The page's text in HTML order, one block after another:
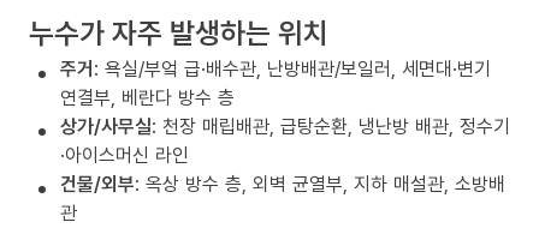
누수가 자주 발생하는 위치
주거: 욕실/부엌 급·배수관, 난방배관/보일러, 세면대·변기
연결부, 베란다 방수 층
상가/사무실: 천장 매립배관, 급탕순환, 냉난방 배관, 정수기
·아이스머신 라인
건물/외부: 옥상 방수 층, 외벽 균열부, 지하 매설관, 소방배
관